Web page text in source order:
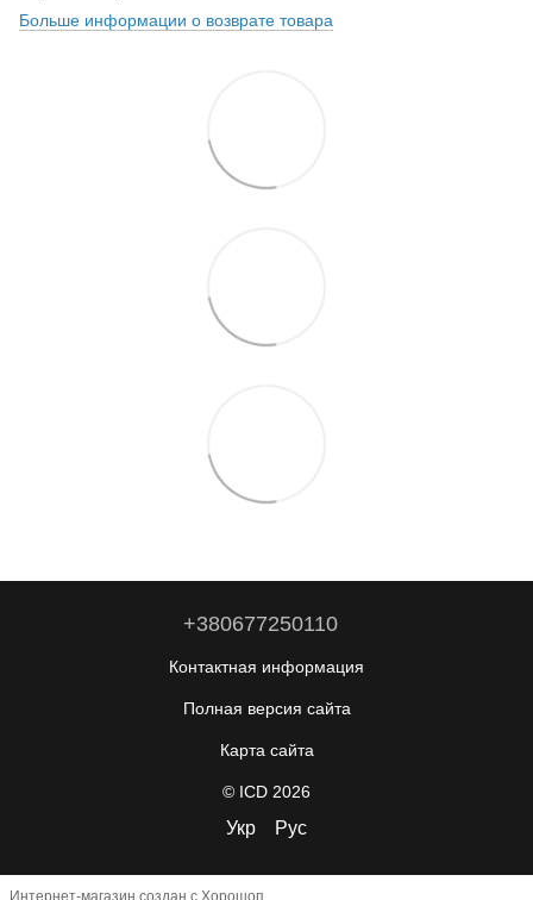
Больше информации о возврате товара
+380677250110
Контактная информация
Полная версия сайта
Карта сайта
© ICD 2026
Укр Рус